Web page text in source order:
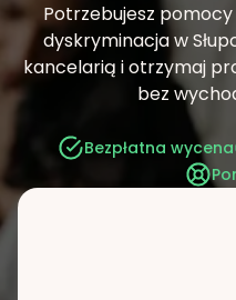
Potrzebujesz
dyskryminacja w
kancelarią i otrzymaj
bez
Bezpłatna wycena